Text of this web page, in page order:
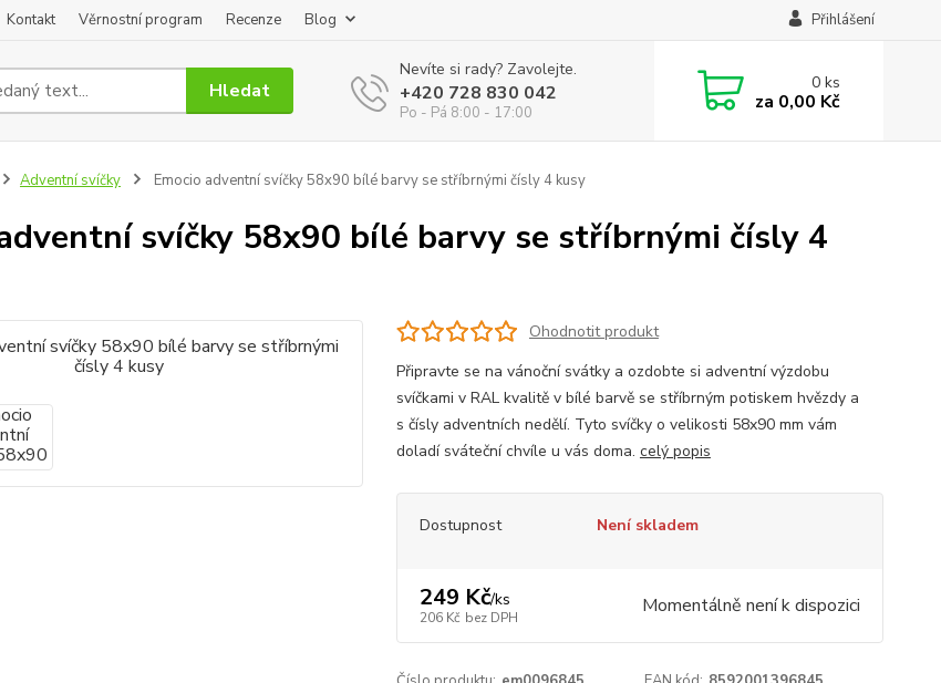
Kontakt Věrnostní program Recenze Blog Přihlášení
Hledat
Nevíte si rady? Zavolejte.
+420 728 830 042
Po - Pá 8:00 - 17:00
0ks
za 0,00 Kč
Adventní svíčky Emocio adventní svíčky 58x90 bílé barvy se stříbrnými čísly 4 kusy
svíčky 58x90 bílé barvy se stříbrnými čísly 4
Ohodnotit produkt
Připravte se na vánoční svátky a ozdobte si adventní výzdobu
svíčkami v RAL kvalitě v bílé barvě se stříbrným potiskem hvězdy a
s čísly adventních nedělí. Tyto svíčky o velikosti 58x90 mm vám
doladí sváteční chvíle u vás doma. celý popis
Dostupnost Není skladem
249 Kč/ks
206 Kč bez DPH Momentálně není k dispozici